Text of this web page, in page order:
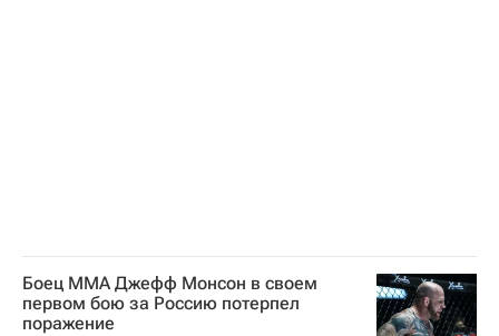
Боец ММА Джефф Монсон в своем
первом бою за Россию потерпел
поражение